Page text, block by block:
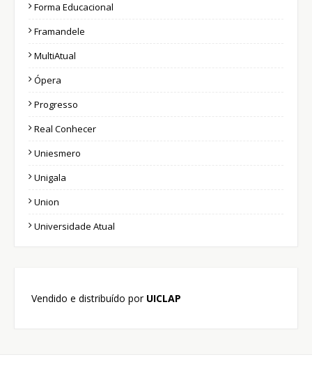
Forma Educacional
Framandele
MultiAtual
Ópera
Progresso
Real Conhecer
Uniesmero
Unigala
Union
Universidade Atual
Vendido e distribuído por UICLAP